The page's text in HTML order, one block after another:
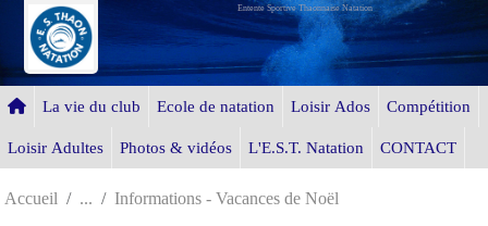
Entente Sportive Thaonnaise Natation
La vie du club Ecole de natation Loisir Ados Compétition
Loisir Adultes Photos & vidéos L'E.S.T. Natation CONTACT
Accueil Informations - Vacances de Noël
Panneau de gestion des cookies